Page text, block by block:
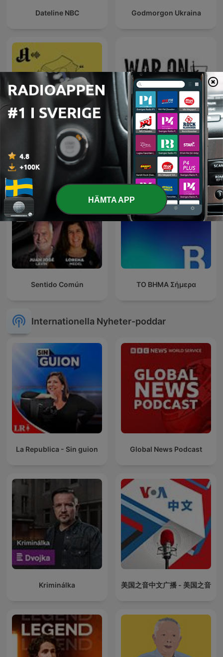
Dateline NBC Godmorgon Ukraina
Forklart War on the Rocks
Sentido Común ΤΟ ΒΗΜΑ Σήμερα
Internationella Nyheter-poddar
La Republica - Sin guion Global News Podcast
Kriminálka 美国之音中文广播 - 美国之音
HÄMTA APP